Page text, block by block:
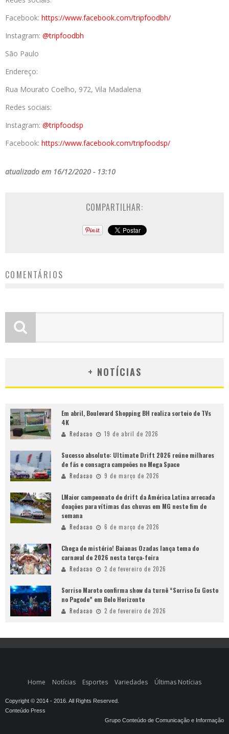
Facebook: https://www.facebook.com/tripfoodbh/
Instagram: @tripfoodbh
São Paulo
Endereço:
Rua Mourato Coelho, 972, Vila Madalena
Redes sociais:
Instagram: @tripfoodsp
Facebook: https://www.facebook.com/tripfoodsp/
atualizado em 16/12/2020 - 13:10
COMPARTILHAR:
COMENTÁRIOS
+ NOTÍCIAS
Em abril, Boulevard Shopping BH realiza sorteio de TVs
4K
Redacao 19 de abril de 2026
Sucesso absoluto: Ultimate Drift 2026 reúne milhares
de fãs e consagra campeões no Mega Space
Redacao 9 de março de 2026
LMaior campeonato de drift da América Latina arrecada
doações para vítimas das chuvas em MG neste fim de
semana
Redacao 6 de março de 2026
Chega de mistério! Baianas Ozadas lança tema do
carnaval de 2026 nesta terça-feira
Redacao 2 de fevereiro de 2026
Sorriso Maroto confirma show da turnê “Sorriso Eu Gosto
no Pagode” em Belo Horizonte
Redacao 2 de fevereiro de 2026
Home Notícias Esportes Variedades Últimas Notícias
Copyright © 2014 - 2016. All Rights Reserved.
Conteúdo Press
Grupo Conteúdo de Comunicação e Informação